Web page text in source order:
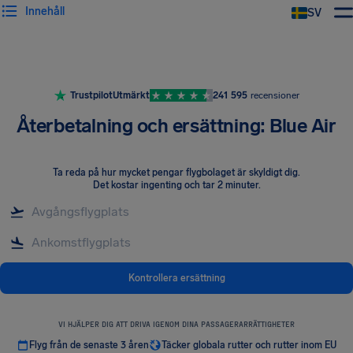
SV
Innehåll
TrustpilotUtmärkt 241 595 recensioner
Återbetalning och ersättning: Blue Air
Ta reda på hur mycket pengar flygbolaget är skyldigt dig.
Det kostar ingenting och tar 2 minuter.
Kontrollera ersättning
VI HJÄLPER DIG ATT DRIVA IGENOM DINA PASSAGERARRÄTTIGHETER
Flyg från de senaste 3 åren Täcker globala rutter och rutter inom EU